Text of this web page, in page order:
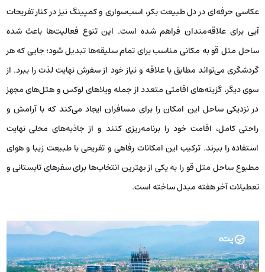
عکاسی حرفه‌ای در دل طبیعت بکر، اسب‌سواری و کمپینگ نیز در کنار تفریحات
آبی برای علاقه‌مندان فراهم شده است. این تنوع فعالیت‌ها باعث شده
ساحل متل قو به مکانی مناسب برای تمام سلیقه‌ها تبدیل شود؛ جایی که هر
گردشگری می‌تواند مطابق با علاقه و نیاز خود از سفرش نهایت لذت را ببرد. از
سوی دیگر، گزینه‌های اقامتی متعدد از جمله ویلاهای لوکس و هتل‌های مجهز
در نزدیکی ساحل این امکان را برای مسافران ایجاد می‌کند که با آرامش و
راحتی کامل، اقامت خود را برنامه‌ریزی کنند و از جاذبه‌های محلی نهایت
استفاده را ببرند. ترکیب این امکانات رفاهی و تفریحی با طبیعت زیبا و هوای
مطبوع ساحل متل قو را به یکی از بهترین انتخاب‌ها برای سفرهای تابستانی و
تعطیلات آخر هفته مبدل ساخته است.